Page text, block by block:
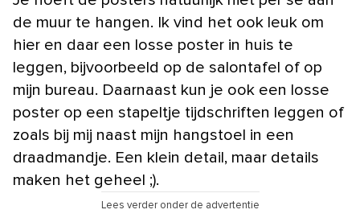
de muur te hangen. Ik vind het ook leuk om
hier en daar een losse poster in huis te
leggen, bijvoorbeeld op de salontafel of op
mijn bureau. Daarnaast kun je ook een losse
poster op een stapeltje tijdschriften leggen of
zoals bij mij naast mijn hangstoel in een
draadmandje. Een klein detail, maar details
maken het geheel ;).
Lees verder onder de advertentie